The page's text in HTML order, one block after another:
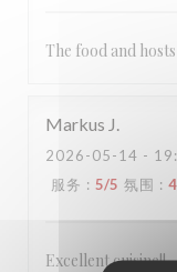
The food and
Markus J
2026-05-14 -
服务 : 5/5 氛围 : 4
Excellent cuisine!!